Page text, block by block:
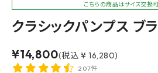
こちらの商品はサイズ交換可
クラシックパンプス ブ
¥14,800(税込 ¥ 16,280)
207件